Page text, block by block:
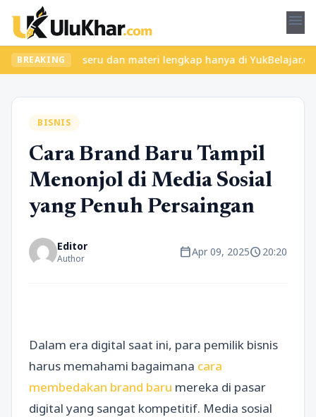
menu
BREAKING
kelas seru dan materi lengkap hanya di YukBelajar.com.
BISNIS
Cara Brand Baru Tampil
Menonjol di Media Sosial
yang Penuh Persaingan
Editor
Author calendar_todayApr 09, 2025schedule20:20
Dalam era digital saat ini, para pemilik bisnis
harus memahami bagaimana cara
membedakan brand baru mereka di pasar
digital yang sangat kompetitif. Media sosial